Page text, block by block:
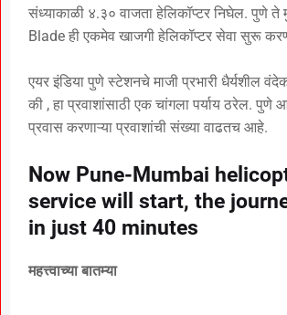
संध्याकाळी ४.३० वाजता हेलिकॉप्टर निघेल. पुणे ते
Blade ही एकमेव खाजगी हेलिकॉप्टर सेवा सुरू
एयर इंडिया पुणे स्टेशनचे माजी प्रभारी धैर्यशील
की , हा प्रवाशांसाठी एक चांगला पर्याय ठरेल. पुणे
प्रवास करणाऱ्या प्रवाशांची संख्या वाढतच आहे.
Now Pune-Mumbai
service will start, the
in just 40 minutes
महत्त्वाच्या बातम्या